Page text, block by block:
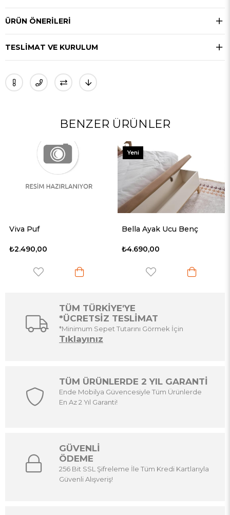
ÜRÜN ÖNERILERI
TESLIMAT VE KURULUM
BENZER ÜRÜNLER
Bella Ayak Ucu Benç
Yeni
Ürün
Bella Boy Aynası
Yeni
Ürün
TÜM TÜRKİYE'YE
*ÜCRETSİZ TESLİMAT
*Minimum Sepet Tutarını Görmek İçin
Tıklayınız
TÜM ÜRÜNLERDE 2 YIL GARANTİ
Ende Mobilya Güvencesiyle Tüm Ürünlerde
En Az 2 Yıl Garanti!
GÜVENLİ
ÖDEME
256 Bit SSL Şifreleme İle Tüm Kredi Kartlarıyla
Güvenli Alışveriş!